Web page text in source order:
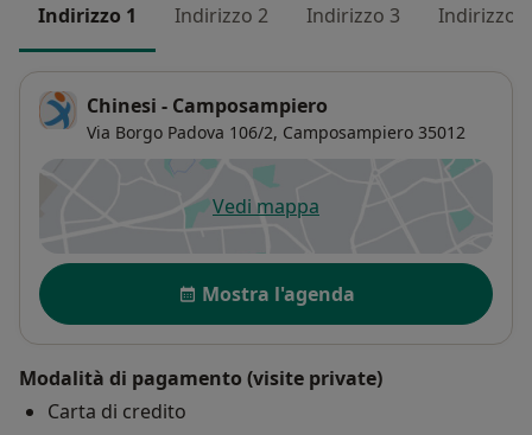
Indirizzo 1 Indirizzo 2 Indirizzo 3 Indirizzo 4
Chinesi - Camposampiero
Via Borgo Padova 106/2, Camposampiero 35012
Vedi mappasi apre in una nuova scheda
Disponibilità
Mostra l'agenda
Modalità di pagamento (visite private)
Carta di credito